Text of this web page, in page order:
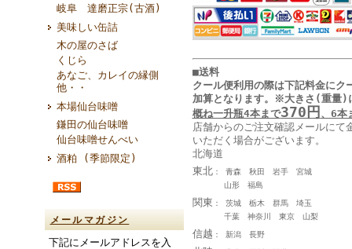
岐阜 達磨正宗(古酒)
美味しい缶詰
木の屋のさば
くじら
あなご、カレイの縁側
他・・
本場仙台味噌
鎌田の仙台味噌
仙台味噌せんべい
酒粕 (季節限定)
メールマガジン
下記にメールアドレスを入
■送料
クール便利用の際は下記料金にク
加算となります。
※大きさ(重量)
概ね一升瓶4本まで370円、6本
店舗からのご注文確認メールにて
いただく場合がございます。
北海道
東北： 青森 秋田 岩手 宮城
山形 福島
関東 ： 茨城 栃木 群馬 埼玉
千葉 神奈川 東京 山梨
信越 ： 新潟 長野